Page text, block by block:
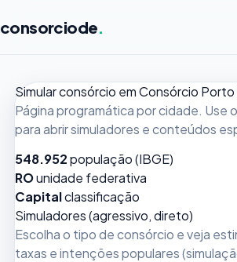
consorciode.
Simular consórcio em Consórcio Porto
Página programática por cidade. Use
para abrir simuladores e conteúdos
548.952população (IBGE)
ROunidade federativa
Capitalclassificação
Simuladores (agressivo, direto)
Escolha o tipo de consórcio e veja
taxas e intenções populares